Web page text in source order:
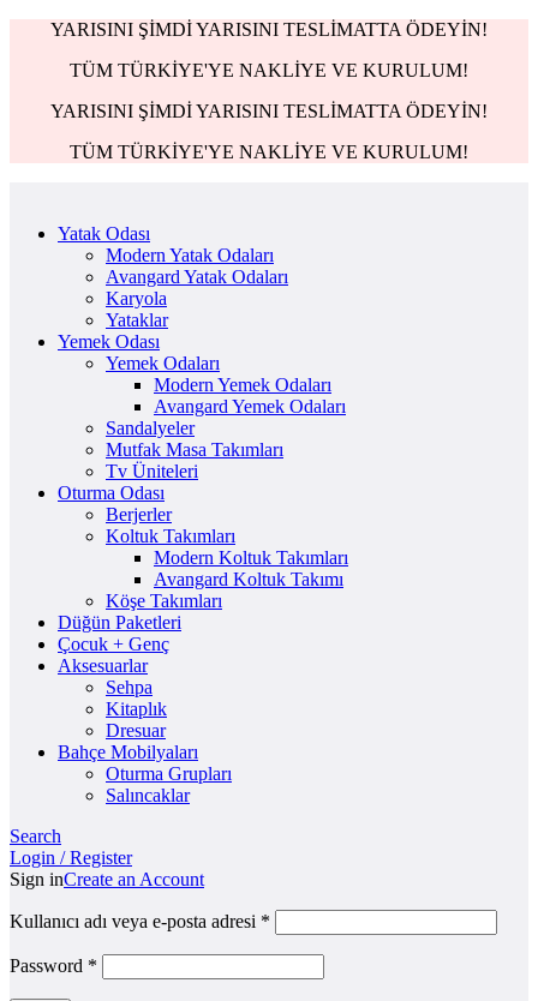
YARISINI ŞİMDİ YARISINI TESLİMATTA ÖDEYİN!
TÜM TÜRKİYE'YE NAKLİYE VE KURULUM!
YARISINI ŞİMDİ YARISINI TESLİMATTA ÖDEYİN!
TÜM TÜRKİYE'YE NAKLİYE VE KURULUM!
Yatak Odası
Modern Yatak Odaları
Avangard Yatak Odaları
Karyola
Yataklar
Yemek Odası
Yemek Odaları
Modern Yemek Odaları
Avangard Yemek Odaları
Sandalyeler
Mutfak Masa Takımları
Tv Üniteleri
Oturma Odası
Berjerler
Koltuk Takımları
Modern Koltuk Takımları
Avangard Koltuk Takımı
Köşe Takımları
Düğün Paketleri
Çocuk + Genç
Aksesuarlar
Sehpa
Kitaplık
Dresuar
Bahçe Mobilyaları
Oturma Grupları
Salıncaklar
Search
Login / Register
Sign inCreate an Account
Kullanıcı adı veya e-posta adresi *
Password *